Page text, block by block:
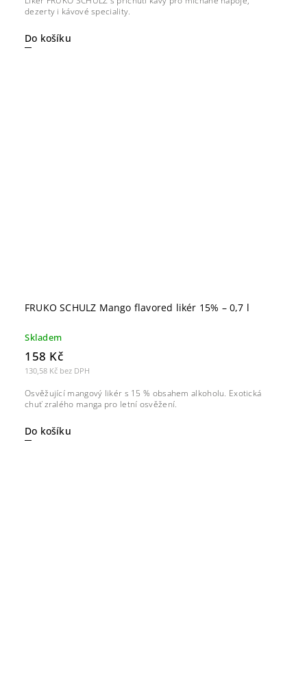
Do košíku
dezerty i kávové speciality.
FRUKO SCHULZ Mango flavored likér 15% – 0,7 l
Skladem
130,58 Kč bez DPH
158 Kč
Do košíku
Osvěžující mangový likér s 15 % obsahem alkoholu. Exotická
chuť zralého manga pro letní osvěžení.